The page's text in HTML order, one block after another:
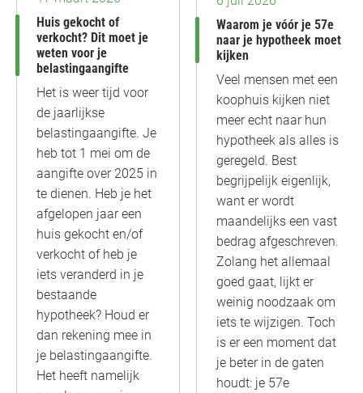
Huis gekocht of
verkocht? Dit moet je
weten voor je
belastingaangifte
Het is weer tijd voor
de jaarlijkse
belastingaangifte. Je
heb tot 1 mei om de
aangifte over 2025 in
te dienen. Heb je het
afgelopen jaar een
huis gekocht en/of
verkocht of heb je
iets veranderd in je
bestaande
hypotheek? Houd er
dan rekening mee in
je belastingaangifte.
Het heeft namelijk
Waarom je vóór je 57e
naar je hypotheek moet
kijken
Veel mensen met een
koophuis kijken niet
meer echt naar hun
hypotheek als alles is
geregeld. Best
begrijpelijk eigenlijk,
want er wordt
maandelijks een vast
bedrag afgeschreven.
Zolang het allemaal
goed gaat, lijkt er
weinig noodzaak om
iets te wijzigen. Toch
is er een moment dat
je beter in de gaten
houdt: je 57e